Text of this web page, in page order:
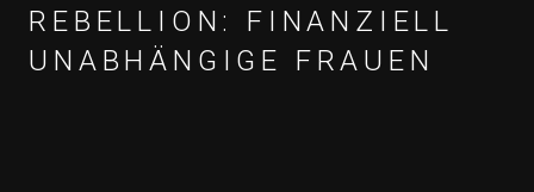
REBELLION: FINANZIELL
UNABHÄNGIGE FRAUEN